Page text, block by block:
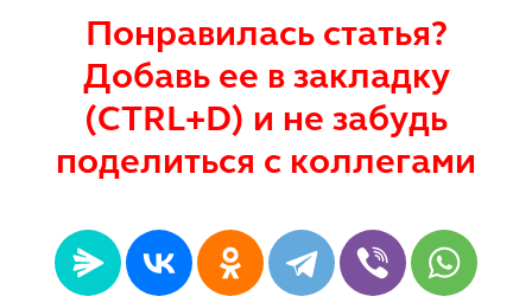
Понравилась статья?
Добавь ее в закладку
(CTRL+D) и не забудь
поделиться с коллегами